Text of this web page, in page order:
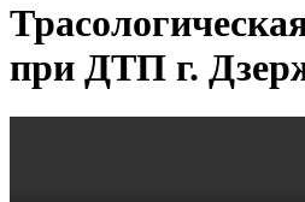
при ДТП г.